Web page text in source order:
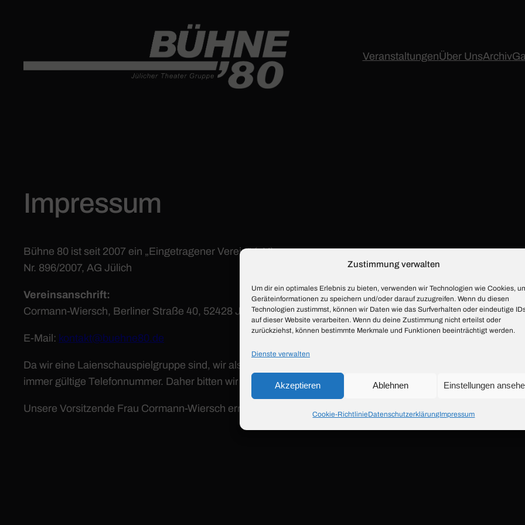
Zustimmung verwalten
Um dir ein optimales Erlebnis zu bieten, verwenden wir Technologien wie Cookies,
Geräteinformationen zu speichern und/oder darauf zuzugreifen. Wenn du diesen
Technologien zustimmst, können wir Daten wie das Surfverhalten oder eindeutige
auf dieser Website verarbeiten. Wenn du deine Zustimmung nicht erteilst oder
zurückziehst, können bestimmte Merkmale und Funktionen beeinträchtigt werden.
Dienste verwalten
Akzeptieren Ablehnen Einstellungen
Cookie-RichtlinieDatenschutzerklärungImpressum
VeranstaltungenÜber UnsArchiv
Impressum
Bühne 80 ist seit 2007 ein „Eingetragener Verein“ (eV):
Nr. 896/2007, AG Jülich
Vereinsanschrift:
Cormann-Wiersch, Berliner Straße 40, 52428 Jülich
E-Mail: kontakt@buehne80.de
Da wir eine Laienschauspielgruppe sind, wir also nur unserem Hobby nachgehen, und sich unsere
immer gültige Telefonnummer. Daher bitten wir Sie, wenn Sie Kontakt aufnehmen wollen, sich per Email oder
Unsere Vorsitzende Frau Cormann-Wiersch erreichen Sie unter 02461- 34 89 31.